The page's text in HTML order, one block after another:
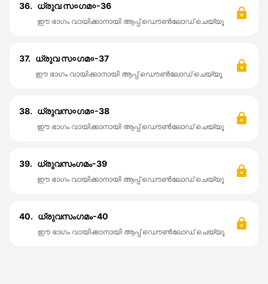
36. ധ്രുവ സ०ഗമ०-36
ഈ ഭാഗം വായിക്കാനായി ആപ്പ് ഡൌൺലോഡ് ചെയ്യൂ
37. ധ്രുവ സ०ഗമ०-37
ഈ ഭാഗം വായിക്കാനായി ആപ്പ് ഡൌൺലോഡ് ചെയ്യൂ
38. ധ്രുവസ०ഗമ०-38
ഈ ഭാഗം വായിക്കാനായി ആപ്പ് ഡൌൺലോഡ് ചെയ്യൂ
39. ധ്രുവസംഗമം-39
ഈ ഭാഗം വായിക്കാനായി ആപ്പ് ഡൌൺലോഡ് ചെയ്യൂ
40. ധ്രുവസംഗമം-40
ഈ ഭാഗം വായിക്കാനായി ആപ്പ് ഡൌൺലോഡ് ചെയ്യൂ